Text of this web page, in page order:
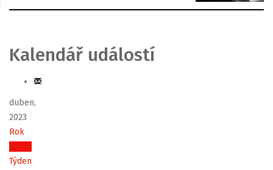
Kalendář událostí
duben,
2023
Rok
Měsíc
Týden